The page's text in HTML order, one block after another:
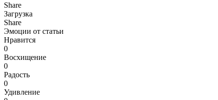
Share
Загрузка
Share
Эмоции от статьи
Нравится
0
Восхищение
0
Радость
0
Удивление